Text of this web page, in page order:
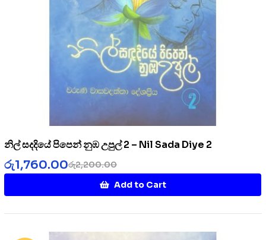
නිල් සදදියේ පිපෙන් නුඹ උපුල් 2 – Nil Sada Diye 2
රු2,200.00
රු1,760.00
Add to Cart